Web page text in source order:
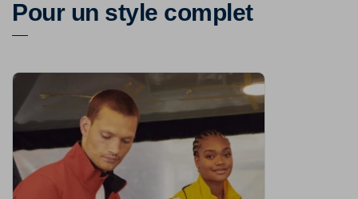
Pour un style complet